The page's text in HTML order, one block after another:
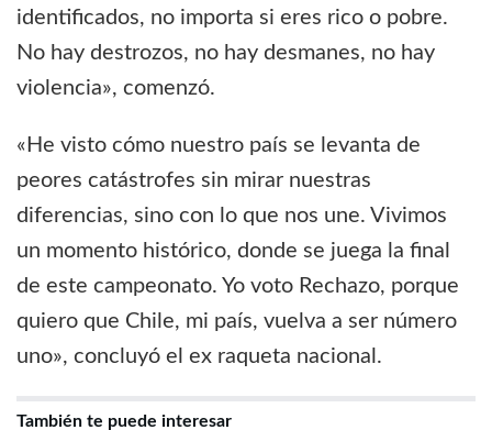
identificados, no importa si eres rico o pobre.
No hay destrozos, no hay desmanes, no hay
violencia», comenzó.
«He visto cómo nuestro país se levanta de
peores catástrofes sin mirar nuestras
diferencias, sino con lo que nos une. Vivimos
un momento histórico, donde se juega la final
de este campeonato. Yo voto Rechazo, porque
quiero que Chile, mi país, vuelva a ser número
uno», concluyó el ex raqueta nacional.
También te puede interesar